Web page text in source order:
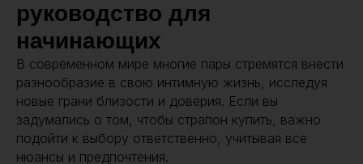
руководство для
начинающих
В современном мире многие пары стремятся внести
разнообразие в свою интимную жизнь, исследуя
новые грани близости и доверия. Если вы
задумались о том, чтобы страпон купить, важно
подойти к выбору ответственно, учитывая все
нюансы и предпочтения.